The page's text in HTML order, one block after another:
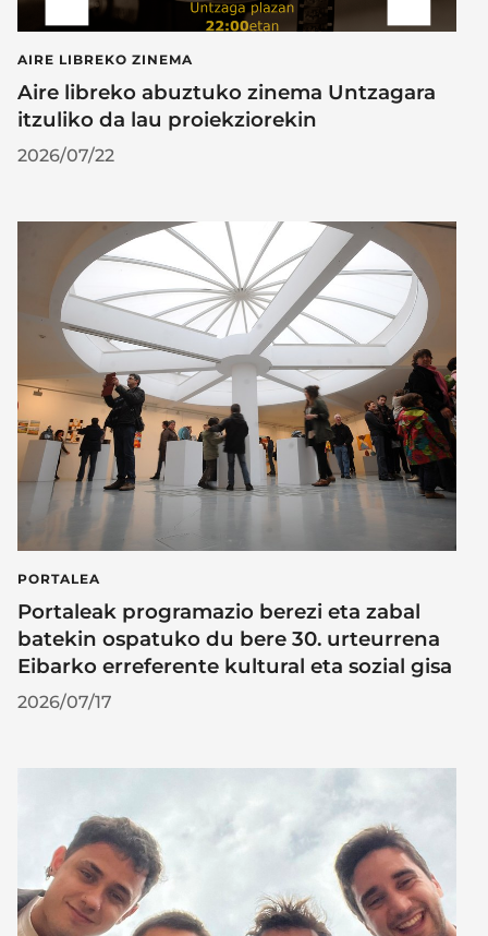
AIRE LIBREKO ZINEMA
Aire libreko abuztuko zinema Untzagara
itzuliko da lau proiekziorekin
2026/07/22
PORTALEA
Portaleak programazio berezi eta zabal
batekin ospatuko du bere 30. urteurrena
Eibarko erreferente kultural eta sozial gisa
2026/07/17